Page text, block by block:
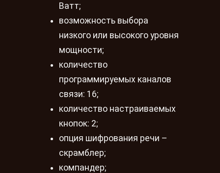
Ватт;
возможность выбора
низкого или высокого уровня
мощности;
количество
программируемых каналов
связи: 16;
количество настраиваемых
кнопок: 2;
опция шифрования речи –
скрамблер;
компандер;